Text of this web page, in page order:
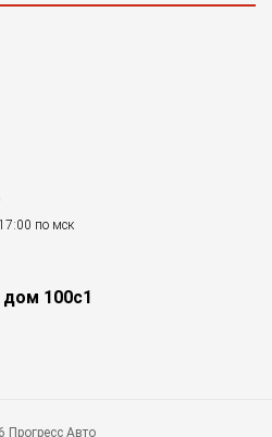
по мск
100с1
Прогресс Авто